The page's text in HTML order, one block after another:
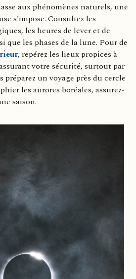
aux phénomènes naturels, une
s'impose. Consultez les
les heures de lever et de
que les phases de la lune. Pour de
, repérez les lieux propices à
votre sécurité, surtout par
préparez un voyage près du cercle
les aurores boréales, assurez-
saison.